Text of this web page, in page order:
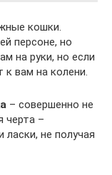
кошки.
персоне, но
на руки, но если
к вам на колени.
– совершенно не
черта –
ласки, не получая